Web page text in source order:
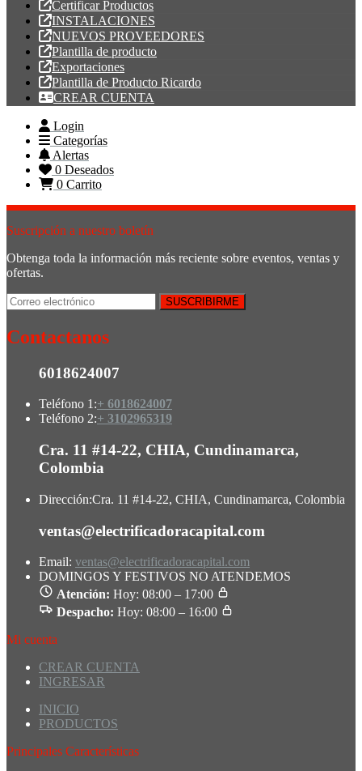
Certificar Productos
INSTALACIONES
NUEVOS PROVEEDORES
Plantilla de producto
Exportaciones
Plantilla de Producto Ricardo
CREAR CUENTA
Login
Categorías
Alertas
0 Deseados
0 Carrito
Suscripción a nuestro boletín
Obtenga toda la información más reciente sobre eventos, ventas y
ofertas.
Contactanos
6018624007
Teléfono 1:+ 6018624007
Teléfono 2:+ 3102965319
Cra. 11 #14-22, CHIA, Cundinamarca,
Colombia
Dirección:Cra. 11 #14-22, CHIA, Cundinamarca, Colombia
ventas@electrificadoracapital.com
Email: ventas@electrificadoracapital.com
DOMINGOS Y FESTIVOS NO ATENDEMOS
Atención: Hoy: 08:00 – 17:00
Despacho: Hoy: 08:00 – 16:00
Mi cuenta
CREAR CUENTA
INGRESAR
INICIO
PRODUCTOS
Principales Características